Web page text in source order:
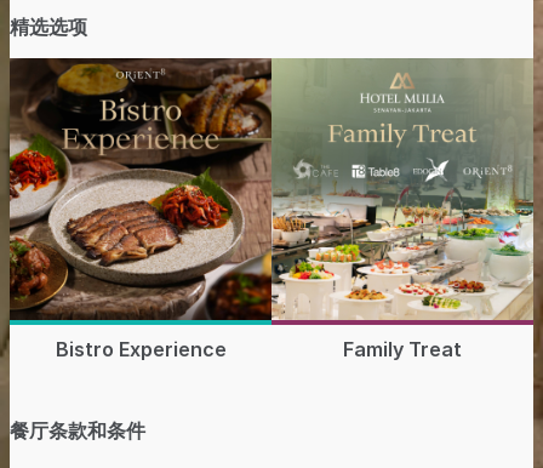
精选选项
Bistro Experience Family Treat
餐厅条款和条件